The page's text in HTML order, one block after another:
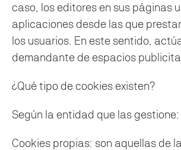
caso, los editores en sus páginas
aplicaciones desde las que
los usuarios. En este sentido,
demandante de espacios
¿Qué tipo de cookies existen?
Según la entidad que las gestione:
Cookies propias: son aquellas de